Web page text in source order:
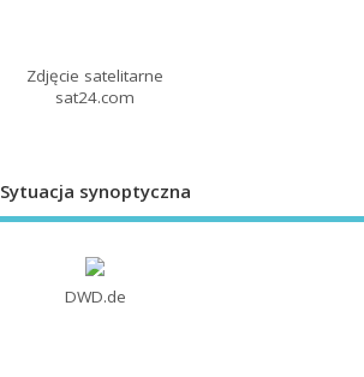
Zdjęcie satelitarne
sat24.com
Sytuacja synoptyczna
DWD.de